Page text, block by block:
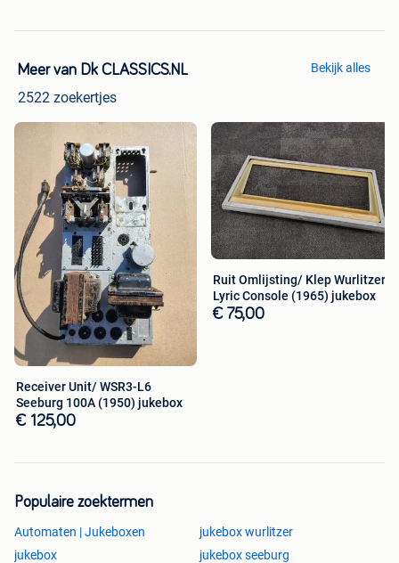
Meer van Dk CLASSICS.NL
2522 zoekertjes
Bekijk alles
Receiver Unit/ WSR3-L6
Seeburg 100A (1950) jukebox
€ 125,00
Ruit Omlijsting/ Klep Wurlitzer
Lyric Console (1965) jukebox
€ 75,00
Populaire zoektermen
Automaten | Jukeboxen
jukebox wurlitzer
jukebox
jukebox seeburg